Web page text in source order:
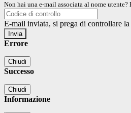
Non hai una e-mail associata al nome
E-mail inviata, si prega di controllare
Errore
Chiudi
Successo
Chiudi
Informazione